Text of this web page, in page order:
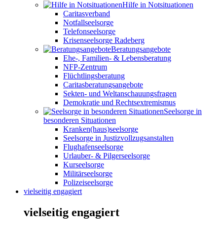
Hilfe in Notsituationen
Caritasverband
Notfallseelsorge
Telefonseelsorge
Krisenseelsorge Radeberg
Beratungsangebote
Ehe-, Familien- & Lebensberatung
NFP-Zentrum
Flüchtlingsberatung
Caritasberatungsangebote
Sekten- und Weltanschauungsfragen
Demokratie und Rechtsextremismus
Seelsorge in
besonderen Situationen
Kranken(haus)seelsorge
Seelsorge in Justizvollzugsanstalten
Flughafenseelsorge
Urlauber- & Pilgerseelsorge
Kurseelsorge
Militärseelsorge
Polizeiseelsorge
vielseitig engagiert
vielseitig engagiert